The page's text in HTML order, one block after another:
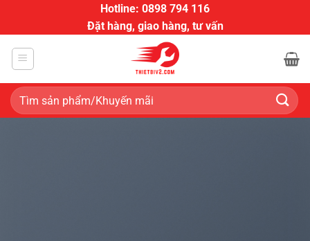
dung
Hotline: 0898 794 116
Đặt hàng, giao hàng, tư vấn
Tìm
kiếm: